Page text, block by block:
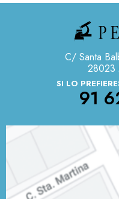
C/ Santa
28023
SI LO
91